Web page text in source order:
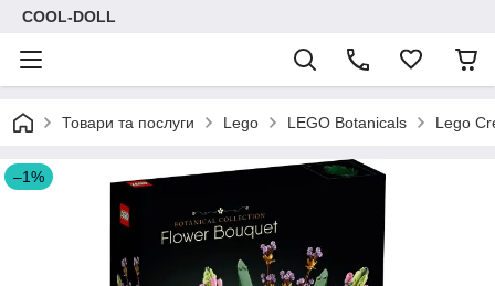
COOL-DOLL
Товари та послуги Lego LEGO Botanicals Lego
–1%